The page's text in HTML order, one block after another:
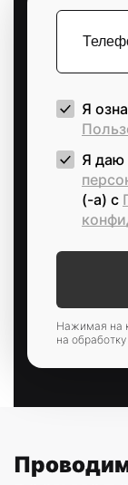
Я
Я даю
(-а) c
Нажимая на
на обработку